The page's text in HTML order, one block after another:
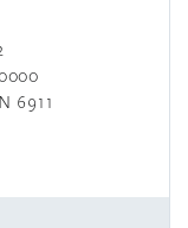
6911